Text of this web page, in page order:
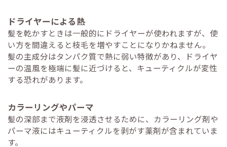
ドライヤーによる熱
髪を乾かすときは一般的にドライヤーが使われますが、使
い方を間違えると枝毛を増やすことになりかねません。
髪の主成分はタンパク質で熱に弱い特徴があり、ドライヤ
ーの温風を極端に髪に近づけると、キューティクルが変性
する恐れがあります。
カラーリングやパーマ
髪の深部まで液剤を浸透させるために、カラーリング剤や
パーマ液にはキューティクルを剥がす薬剤が含まれていま
す。